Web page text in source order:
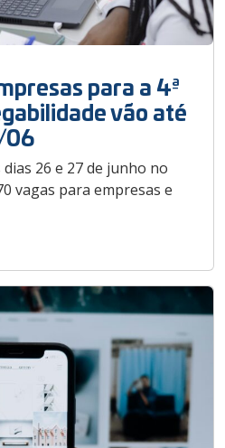
para a 4ª
vão até
06
26 e 27 de junho no
vagas para empresas e